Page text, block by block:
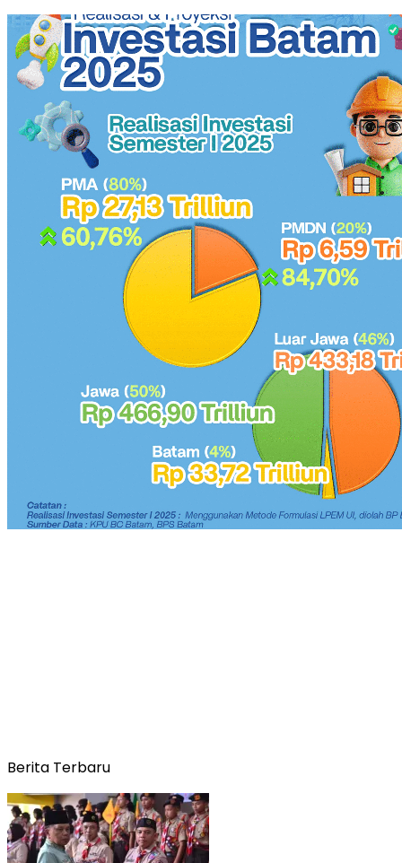
Berita Terbaru